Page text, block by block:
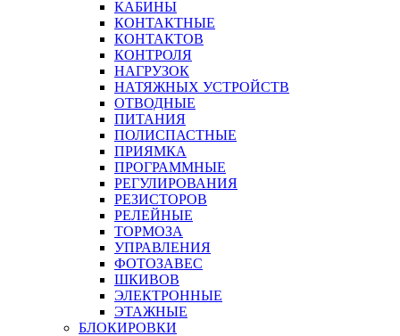
КАБИНЫ
КОНТАКТНЫЕ
КОНТАКТОВ
КОНТРОЛЯ
НАГРУЗОК
НАТЯЖНЫХ УСТРОЙСТВ
ОТВОДНЫЕ
ПИТАНИЯ
ПОЛИСПАСТНЫЕ
ПРИЯМКА
ПРОГРАММНЫЕ
РЕГУЛИРОВАНИЯ
РЕЗИСТОРОВ
РЕЛЕЙНЫЕ
ТОРМОЗА
УПРАВЛЕНИЯ
ФОТОЗАВЕС
ШКИВОВ
ЭЛЕКТРОННЫЕ
ЭТАЖНЫЕ
БЛОКИРОВКИ